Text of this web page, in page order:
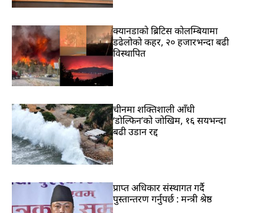
क्यानडाको ब्रिटिस कोलम्बियामा
डढेलोको कहर, २० हजारभन्दा बढी
विस्थापित
चीनमा शक्तिशाली आँधी
‘डोल्फिन’को जोखिम, १६ सयभन्दा
बढी उडान रद्द
प्राप्त अधिकार संस्थागत गर्दै
पुस्तान्तरण गर्नुपर्छ : मन्त्री श्रेष्ठ